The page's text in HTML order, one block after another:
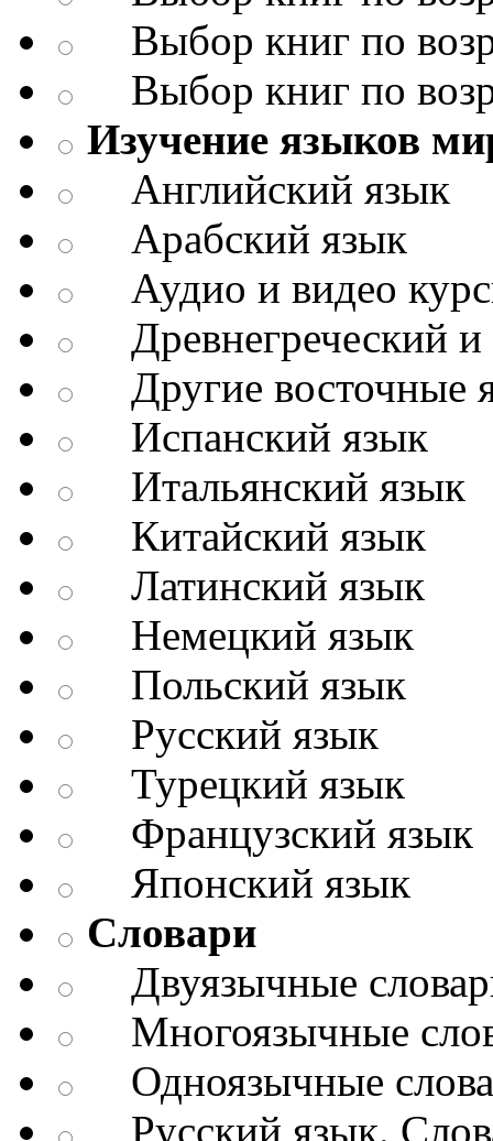
Выбор книг по
Выбор книг по
Изучение языков
Английский язык
Арабский язык
Аудио и видео
Древнегреческий и
Другие восточные
Испанский язык
Итальянский язык
Китайский язык
Латинский язык
Немецкий язык
Польский язык
Русский язык
Турецкий язык
Французский язык
Японский язык
Словари
Двуязычные
Многоязычные
Одноязычные
Русский язык.